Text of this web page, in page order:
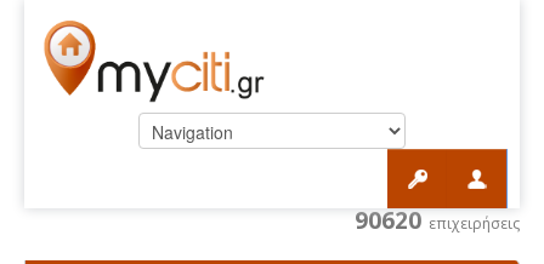
90620 επιχειρήσεις